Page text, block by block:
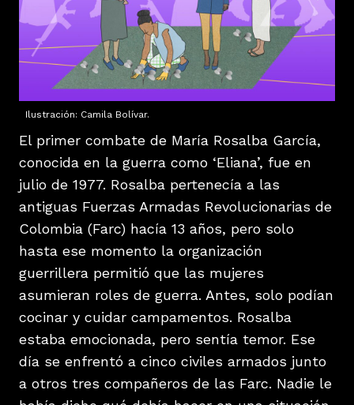
Ilustración: Camila Bolívar.
El primer combate de María Rosalba García,
conocida en la guerra como ‘Eliana’, fue en
julio de 1977. Rosalba pertenecía a las
antiguas Fuerzas Armadas Revolucionarias de
Colombia (Farc) hacía 13 años, pero solo
hasta ese momento la organización
guerrillera permitió que las mujeres
asumieran roles de guerra. Antes, solo podían
cocinar y cuidar campamentos. Rosalba
estaba emocionada, pero sentía temor. Ese
día se enfrentó a cinco civiles armados junto
a otros tres compañeros de las Farc. Nadie le